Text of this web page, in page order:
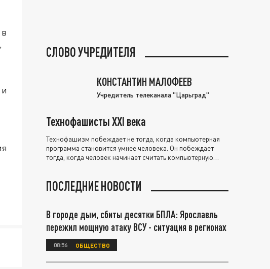
СЛОВО УЧРЕДИТЕЛЯ
КОНСТАНТИН МАЛОФЕЕВ
Учредитель телеканала "Царьград"
Технофашисты XXI века
Технофашизм побеждает не тогда, когда компьютерная
программа становится умнее человека. Он побеждает
тогда, когда человек начинает считать компьютерную
ПОСЛЕДНИЕ НОВОСТИ
В городе дым, сбиты десятки БПЛА: Ярославль
пережил мощную атаку ВСУ - ситуация в регионах
08:56 ОБЩЕСТВО